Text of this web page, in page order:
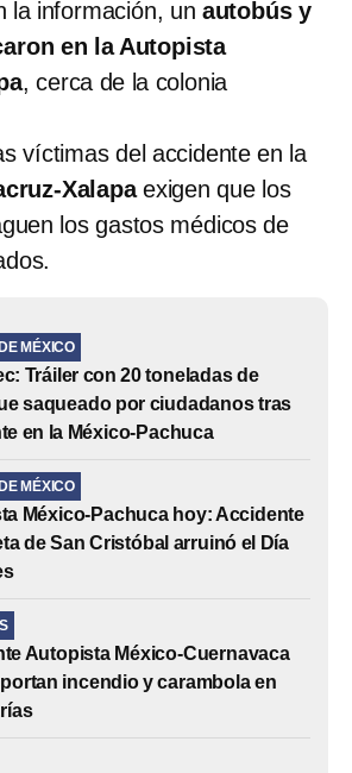
la información, un autobús y
en la Autopista
, cerca de la colonia
víctimas del accidente en la
Xalapaexigen que los
los gastos médicos de
MÉXICO
Tráiler con 20 toneladas de
saqueado por ciudadanos tras
en la México-Pachuca
MÉXICO
México-Pachuca hoy: Accidente
de San Cristóbal arruinó el Día
Autopista México-Cuernavaca
incendio y carambola en